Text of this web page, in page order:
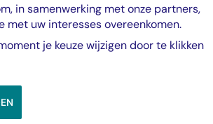
in samenwerking met onze partners,
met uw interesses overeenkomen.
je keuze wijzigen door te klikken